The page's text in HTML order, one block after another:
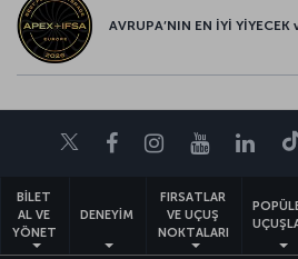
AVRUPA’NIN EN İYİ
TwitterFacebookInstagram
Youtube
BİLET
AL VE
YÖNET
DENEYİM
FIRSATLAR
VE UÇUŞ
NOKTALARI